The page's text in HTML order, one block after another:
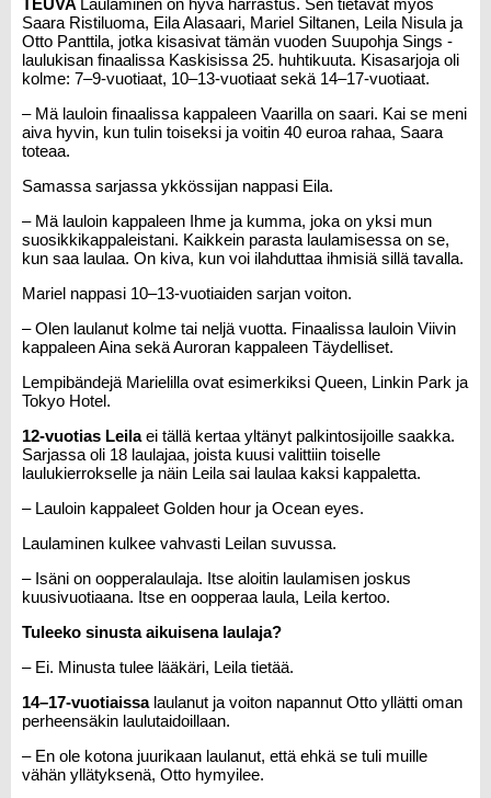
Saara Ristiluoma, Eila Alasaari, Mariel Siltanen, Leila Nisula ja
Otto Panttila, jotka kisasivat tämän vuoden Suupohja Sings -
laulukisan finaalissa Kaskisissa 25. huhtikuuta. Kisasarjoja oli
kolme: 7–9-vuotiaat, 10–13-vuotiaat sekä 14–17-vuotiaat.
– Mä lauloin finaalissa kappaleen Vaarilla on saari. Kai se meni
aiva hyvin, kun tulin toiseksi ja voitin 40 euroa rahaa, Saara
toteaa.
Samassa sarjassa ykkössijan nappasi Eila.
– Mä lauloin kappaleen Ihme ja kumma, joka on yksi mun
suosikkikappaleistani. Kaikkein parasta laulamisessa on se,
kun saa laulaa. On kiva, kun voi ilahduttaa ihmisiä sillä tavalla.
Mariel nappasi 10–13-vuotiaiden sarjan voiton.
– Olen laulanut kolme tai neljä vuotta. Finaalissa lauloin Viivin
kappaleen Aina sekä Auroran kappaleen Täydelliset.
Lempibändejä Marielilla ovat esimerkiksi Queen, Linkin Park ja
Tokyo Hotel.
12-vuotias Leilaei tällä kertaa yltänyt palkintosijoille saakka.
Sarjassa oli 18 laulajaa, joista kuusi valittiin toiselle
laulukierrokselle ja näin Leila sai laulaa kaksi kappaletta.
– Lauloin kappaleet Golden hour ja Ocean eyes.
Laulaminen kulkee vahvasti Leilan suvussa.
– Isäni on oopperalaulaja. Itse aloitin laulamisen joskus
kuusivuotiaana. Itse en oopperaa laula, Leila kertoo.
Tuleeko sinusta aikuisena laulaja?
– Ei. Minusta tulee lääkäri, Leila tietää.
14–17-vuotiaissalaulanut ja voiton napannut Otto yllätti oman
perheensäkin laulutaidoillaan.
– En ole kotona juurikaan laulanut, että ehkä se tuli muille
vähän yllätyksenä, Otto hymyilee.